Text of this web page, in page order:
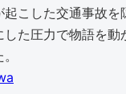
こした交通事故
た圧力で物語を